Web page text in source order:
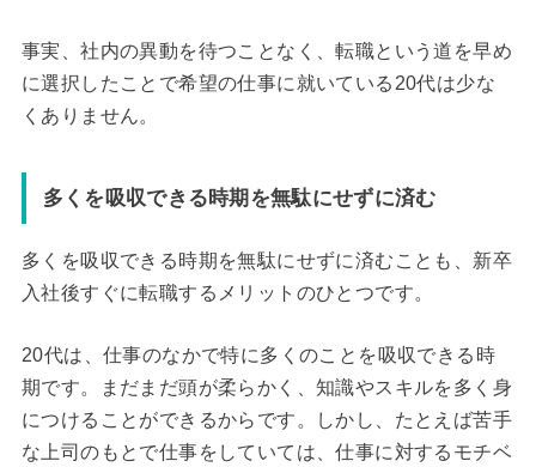
事実、社内の異動を待つことなく、転職という道を早め
に選択したことで希望の仕事に就いている20代は少な
くありません。
多くを吸収できる時期を無駄にせずに済む
多くを吸収できる時期を無駄にせずに済むことも、新卒
入社後すぐに転職するメリットのひとつです。
20代は、仕事のなかで特に多くのことを吸収できる時
期です。まだまだ頭が柔らかく、知識やスキルを多く身
につけることができるからです。しかし、たとえば苦手
な上司のもとで仕事をしていては、仕事に対するモチベ